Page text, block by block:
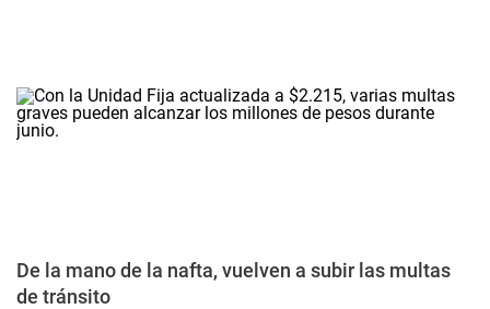
De la mano de la nafta, vuelven a subir las multas
de tránsito